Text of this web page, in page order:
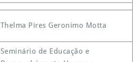
Thelma Pires Geronimo Motta
Seminário de Educação e